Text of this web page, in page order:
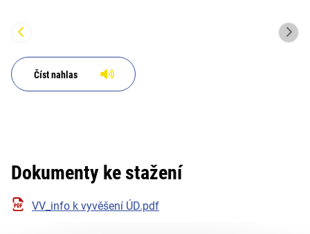
Číst nahlas
Dokumenty ke stažení
VV_info k vyvěšení ÚD.pdf